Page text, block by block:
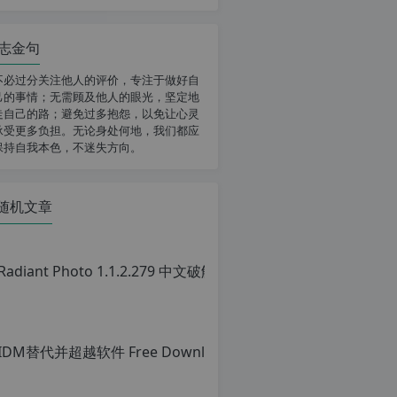
金句
必过分关注他人的评价，专注于做好自
的事情；无需顾及他人的眼光，坚定地
自己的路；避免过多抱怨，以免让心灵
受更多负担。无论身处何地，我们都应
持自我本色，不迷失方向。
机文章